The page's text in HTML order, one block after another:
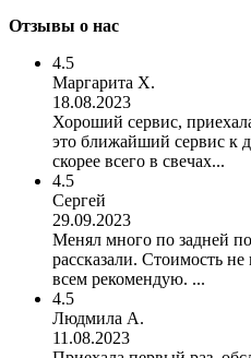
Отзывы о нас
4.5
Маргарита Х.
18.08.2023
Хороший сервис,
это ближайший сервис к
скорее всего в свечах...
4.5
Сергей
29.09.2023
Менял много по задней
рассказали. Стоимость
всем рекомендую. ...
4.5
Людмила А.
11.08.2023